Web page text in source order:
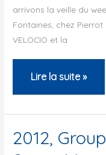
arrivons la veille du
Fontaines, chez
VELOCIO et la
2012,
Abeille
de
Malmaison,
Lire la suite »
2012,